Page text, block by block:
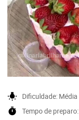
wb_incandescent Dificuldade: Média
timer Tempo de preparo: